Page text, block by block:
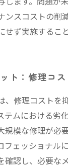
ンスコストの削
ず実施するこ
ト：修理コ
、修理コストを
テムにおける劣
規模な修理が必
フェッショナル
確認し、必要な